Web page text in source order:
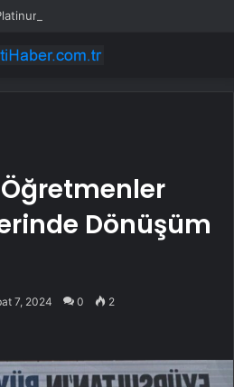
Dönüşüm
7, 2024 0 2